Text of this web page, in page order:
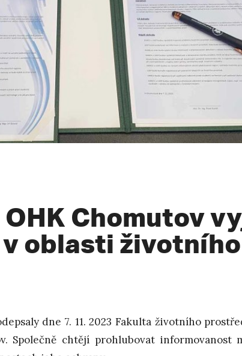
Chomutov
oblasti životního
dne 7. 11. 2023 Fakulta životního
Společně chtějí prohlubovat informovanost